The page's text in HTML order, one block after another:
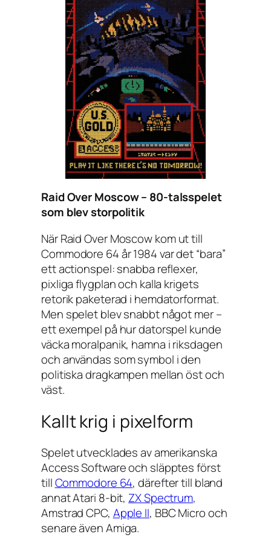
Raid Over Moscow – 80-talsspelet
som blev storpolitik
NärRaid Over Moscowkom ut till
Commodore 64 år 1984 var det “bara”
ett actionspel: snabba reflexer,
pixliga flygplan och kalla krigets
retorik paketerad i hemdatorformat.
Men spelet blev snabbt något mer –
ett exempel på hur datorspel kunde
väcka moralpanik, hamna i riksdagen
och användas som symbol i den
politiska dragkampen mellan öst och
väst.
Kallt krig i pixelform
Spelet utvecklades av amerikanska
Access Software och släpptes först
tillCommodore 64, därefter till bland
annat Atari 8-bit, ZX Spectrum,
Amstrad CPC, Apple II, BBC Micro och
senare även Amiga.